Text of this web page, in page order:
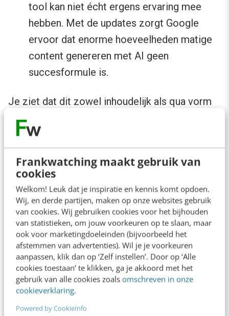
Frankwatching maakt gebruik van
cookies
Welkom! Leuk dat je inspiratie en kennis komt opdoen.
Wij, en derde partijen, maken op onze websites gebruik
van cookies. Wij gebruiken cookies voor het bijhouden
van statistieken, om jouw voorkeuren op te slaan, maar
ook voor marketingdoeleinden (bijvoorbeeld het
afstemmen van advertenties). Wil je je voorkeuren
aanpassen, klik dan op ‘Zelf instellen’. Door op ‘Alle
cookies toestaan’ te klikken, ga je akkoord met het
gebruik van alle cookies zoals omschreven in onze
cookieverklaring.
Powered by CookieInfo
tool kan niet écht ergens ervaring mee
hebben. Met de updates zorgt Google
ervoor dat enorme hoeveelheden matige
content genereren met AI geen
succesformule is.
Je ziet dat dit zowel inhoudelijk als qua vorm
een beetje schuurt met de gemiddelde
kwaliteit die uit ChatGPT rolt. De database van
ChatGPT is tot eind 2021 geüpdatet waardoor
informatie intussen alweer verouderd of
achterhaald is. De nieuwe versie GPT-4 wordt
deze maand nog verwacht. Daarnaast zijn
gegenereerde zinnen vaak erg lang, wollig en
staan vol herhaling. Alles wat je echt niet wil als
je streeft naar een vlot leesbare tekst.
Een volledige tekst laten schrijven en ongezien
overnemen is dus geen goed idee als je voor
kwaliteitscontent wil gaan. Maar dat betekent